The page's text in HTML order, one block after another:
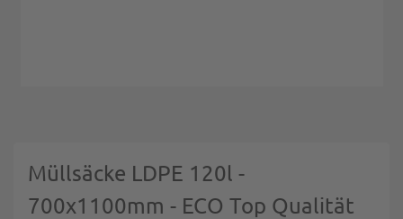
Müllsäcke LDPE 120l -
700x1100mm - ECO Top Qualität